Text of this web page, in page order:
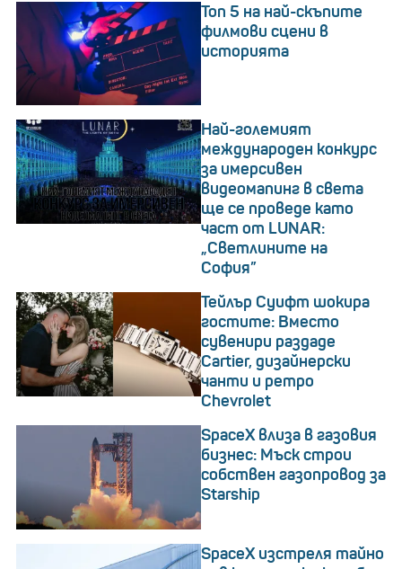
Топ 5 на най-скъпите
филмови сцени в
историята
Най-големият
международен конкурс
за имерсивен
видеомапинг в света
ще се проведе като
част от LUNAR:
„Светлините на
София”
Тейлър Суифт шокира
гостите: Вместо
сувенири раздаде
Cartier, дизайнерски
чанти и ретро
Chevrolet
SpaceX влиза в газовия
бизнес: Мъск строи
собствен газопровод за
Starship
SpaceX изстреля тайно